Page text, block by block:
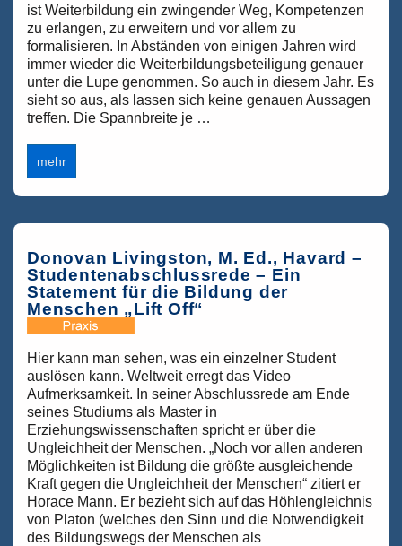
ist Weiterbildung ein zwingender Weg, Kompetenzen
zu erlangen, zu erweitern und vor allem zu
formalisieren. In Abständen von einigen Jahren wird
immer wieder die Weiterbildungsbeteiligung genauer
unter die Lupe genommen. So auch in diesem Jahr. Es
sieht so aus, als lassen sich keine genauen Aussagen
treffen. Die Spannbreite je …
Wie
Deutschland
aus?
mehr
Donovan Livingston, M. Ed., Havard –
Studentenabschlussrede – Ein
Statement für die Bildung der
Menschen „Lift Off“
Hier kann man sehen, was ein einzelner Student
auslösen kann. Weltweit erregt das Video
Aufmerksamkeit. In seiner Abschlussrede am Ende
seines Studiums als Master in
Erziehungswissenschaften spricht er über die
Ungleichheit der Menschen. „Noch vor allen anderen
Möglichkeiten ist Bildung die größte ausgleichende
Kraft gegen die Ungleichheit der Menschen“ zitiert er
Horace Mann. Er bezieht sich auf das Höhlengleichnis
von Platon (welches den Sinn und die Notwendigkeit
des Bildungswegs der Menschen als